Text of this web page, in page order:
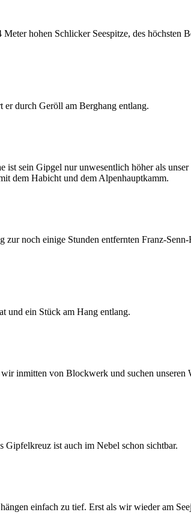
hohen Schlicker Seespitze, des höchsten
durch Geröll am Berghang entlang.
sein Gipgel nur unwesentlich höher als
dem Habicht und dem Alpenhauptkamm.
noch einige Stunden entfernten Franz-
und ein Stück am Hang entlang.
inmitten von Blockwerk und suchen unseren
ist auch im Nebel schon sichtbar.
einfach zu tief. Erst als wir wieder am